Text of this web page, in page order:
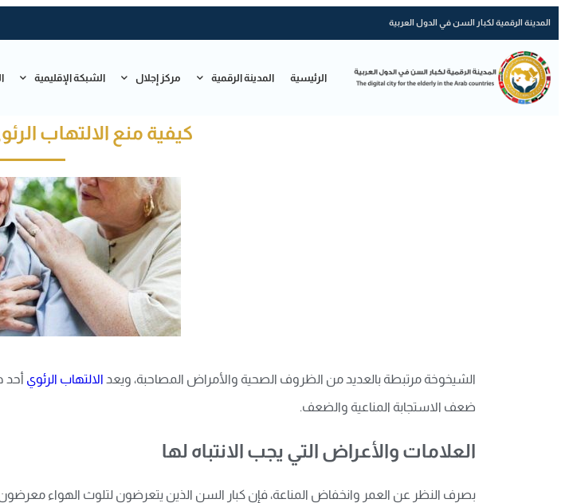
المدينة الرقمية لكبار السن في الدول العربية
الرئيسية المدينة الرقمية مركز إجلال الشبكة الإقليمية
كيفية منع الالتهاب
الشيخوخة مرتبطة بالعديد من الظروف الصحية والأمراض المصاحبة، ويعد الالتهاب الرئوي أحد
ضعف الاستجابة المناعية والضعف.
العلامات والأعراض التي يجب الانتباه لها
بصرف النظر عن العمر وانخفاض المناعة، فإن كبار السن الذين يتعرضون لتلوث الهواء